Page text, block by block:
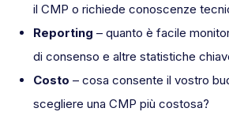
il CMP o richiede conoscenze
Reporting – quanto è facile
di consenso e altre statistiche
Costo – cosa consente il vostro
scegliere una CMP più costosa?